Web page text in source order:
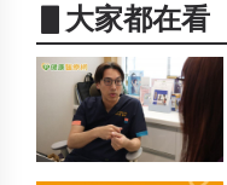
▋大家都在看